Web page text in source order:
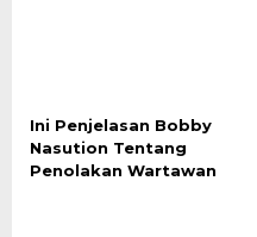
Ini Penjelasan Bobby
Nasution Tentang
Penolakan Wartawan